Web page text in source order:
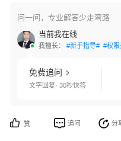
问一问，专业解答少走弯路
当前我在线
我擅长： #新手指导# #权
免费追问
文字回复· 30秒快答
赞 追问 分